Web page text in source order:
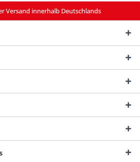
Versand innerhalb Deutschlands